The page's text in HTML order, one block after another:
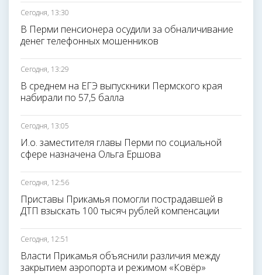
Сегодня, 13:30
В Перми пенсионера осудили за обналичивание
денег телефонных мошенников
Сегодня, 13:29
В среднем на ЕГЭ выпускники Пермского края
набирали по 57,5 балла
Сегодня, 13:05
И.о. заместителя главы Перми по социальной
сфере назначена Ольга Ершова
Сегодня, 12:56
Приставы Прикамья помогли пострадавшей в
ДТП взыскать 100 тысяч рублей компенсации
Сегодня, 12:51
Власти Прикамья объяснили различия между
закрытием аэропорта и режимом «Ковёр»